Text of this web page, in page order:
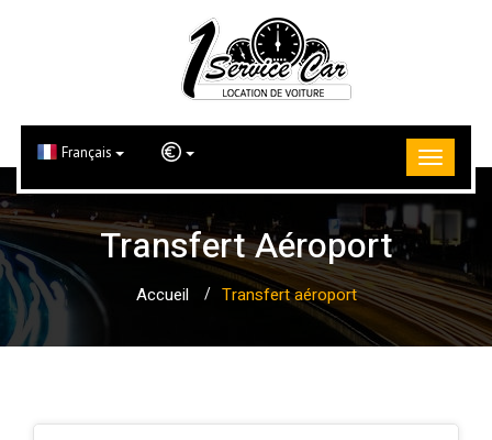
Français
Transfert Aéroport
Accueil Transfert aéroport